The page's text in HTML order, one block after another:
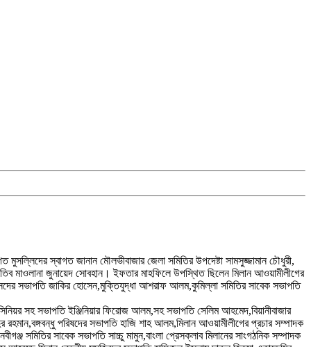
স্বাগত জানান মৌলভীবাজার জেলা সমিতির উপদেষ্টা সামসুজ্জামান চৌধুরী,
মাওলানা জুনায়েদ সোবহান। ইফতার মাহফিলে উপস্থিত ছিলেন মিলান আওয়ামীলীগের
সভাপতি জাকির হোসেন,মুক্তিযুদ্ধা আশরাফ আলম,কুমিল্লা সমিতির সাবেক সভাপতি
সহ সভাপতি ইঞ্জিনিয়ার ফিরোজ আলম,সহ সভাপতি সেলিম আহমেদ,বিয়ানীবাজার
পরিষদের সভাপতি হাজি শাহ আলম,মিলান আওয়ামীলীগের প্রচার সম্পাদক
সমিতির সাবেক সভাপতি সাচ্চু মামুন,বাংলা প্রেসক্লাব মিলানের সাংগঠনিক সম্পাদক